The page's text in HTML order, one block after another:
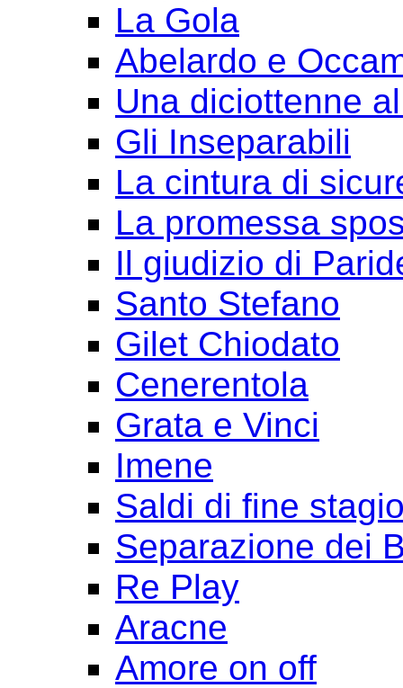
La Gola
Abelardo e
Una diciottenne
Gli Inseparabili
La cintura di
La promessa
Il giudizio di
Santo Stefano
Gilet Chiodato
Cenerentola
Grata e Vinci
Imene
Saldi di fine
Separazione dei
Re Play
Aracne
Amore on off